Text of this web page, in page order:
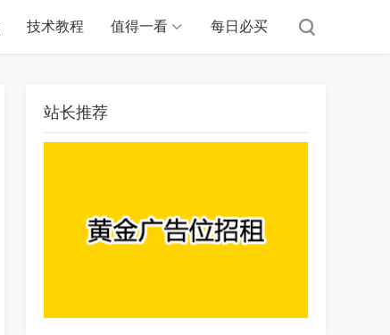
技术教程 值得一看 每日必买
站长推荐